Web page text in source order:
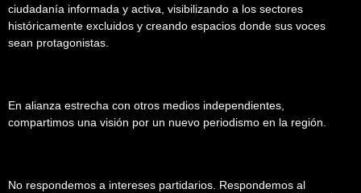
ciudadanía informada y activa, visibilizando a los sectores
históricamente excluidos y creando espacios donde sus voces
sean protagonistas.
En alianza estrecha con otros medios independientes,
compartimos una visión por un nuevo periodismo en la región.
No respondemos a intereses partidarios. Respondemos al